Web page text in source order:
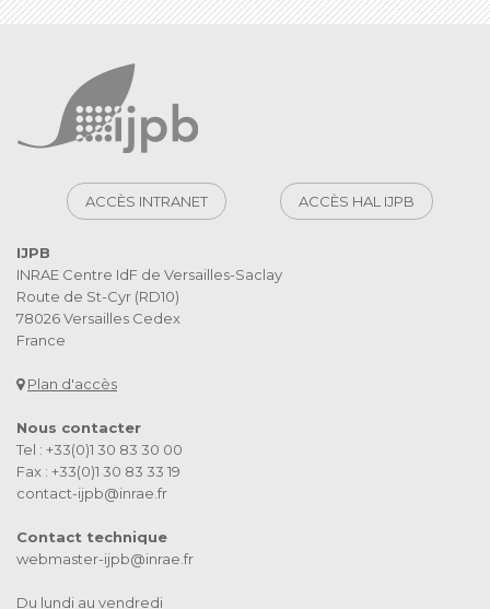
ACCÈS INTRANET ACCÈS HAL IJPB
IJPB
INRAE Centre IdF de Versailles-Saclay
Route de St-Cyr (RD10)
78026 Versailles Cedex
France
Plan d'accès
Nous contacter
Tel : +33(0)1 30 83 30 00
Fax : +33(0)1 30 83 33 19
contact-ijpb@inrae.fr
Contact technique
webmaster-ijpb@inrae.fr
Du lundi au vendredi